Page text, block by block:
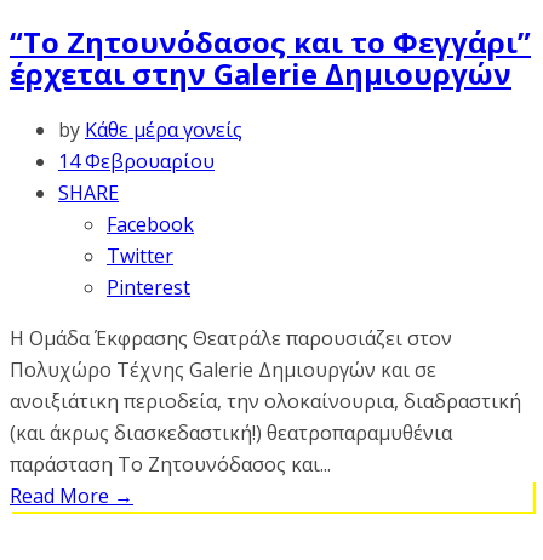
“Το Ζητουνόδασος και το Φεγγάρι”
έρχεται στην Galerie Δημιουργών
by Κάθε μέρα γονείς
14 Φεβρουαρίου
SHARE
Facebook
Twitter
Pinterest
Η Ομάδα Έκφρασης Θεατράλε παρουσιάζει στον
Πολυχώρο Τέχνης Galerie Δημιουργών και σε
ανοιξιάτικη περιοδεία, την ολοκαίνουρια, διαδραστική
(και άκρως διασκεδαστική!) θεατροπαραμυθένια
παράσταση Το Ζητουνόδασος και...
Read More →